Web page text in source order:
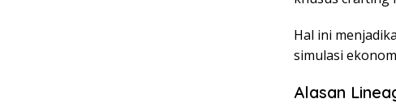
Hal ini
simulasi
Alasan